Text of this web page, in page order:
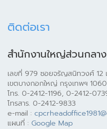
ติดต่อเรา
สำนักงานใหญ่ส่วนกลาง
เลขที่ 979 ซอยจรัญสนิทวงศ์ 12
เขตบางกอกใหญ่ กรุงเทพฯ
โทร. 0-2412-1196, 0-2412-
โทรสาร. 0-2412-9833
e-mail :
แผนที่ : Google Map